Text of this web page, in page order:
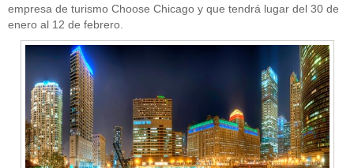
empresa de turismo Choose Chicago y que tendrá lugar del 30 de
enero al 12 de febrero.